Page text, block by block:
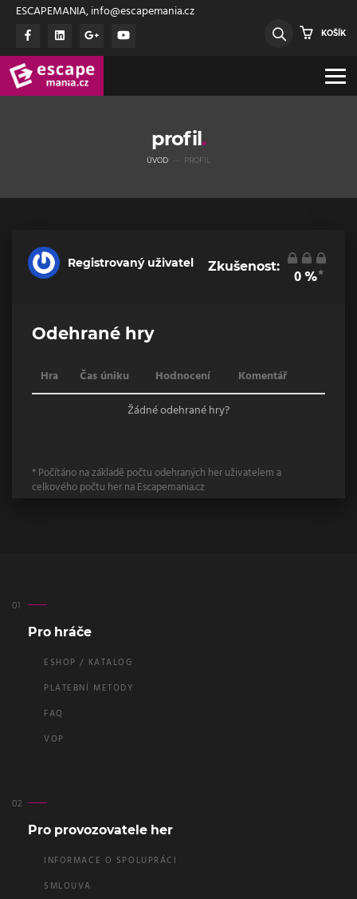
ESCAPEMANIA, info@escapemania.cz
KOŠÍK
profil
ÚVOD PROFIL
Registrovaný uživatel Zkušenost:
0%*
Odehrané hry
Hra Čas úniku Hodnocení
Komentář
Žádné odehrané hry?
* Počítáno na základě počtu odehraných her uživatelem a
celkového počtu her na Escapemania.cz
Pro hráče
ESHOP / KATALOG
PLATEBNÍ METODY
FAQ
VOP
Pro provozovatele her
INFORMACE O SPOLUPRÁCI
SMLOUVA